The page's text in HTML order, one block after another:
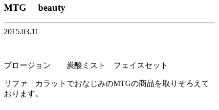
MTG beauty
2015.03.11
プロージョン 炭酸ミスト フェイスセット
リファ カラットでおなじみのMTGの商品を取りそろえて
おります。